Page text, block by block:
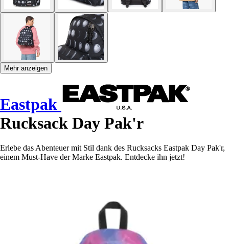
Mehr anzeigen
Eastpak
Rucksack Day Pak'r
Erlebe das Abenteuer mit Stil dank des Rucksacks Eastpak Day Pak'r,
einem Must-Have der Marke Eastpak. Entdecke ihn jetzt!